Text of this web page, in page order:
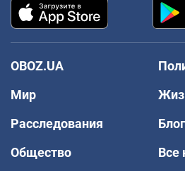
OBOZ.UA
Мир
Расследования
Общество
Все